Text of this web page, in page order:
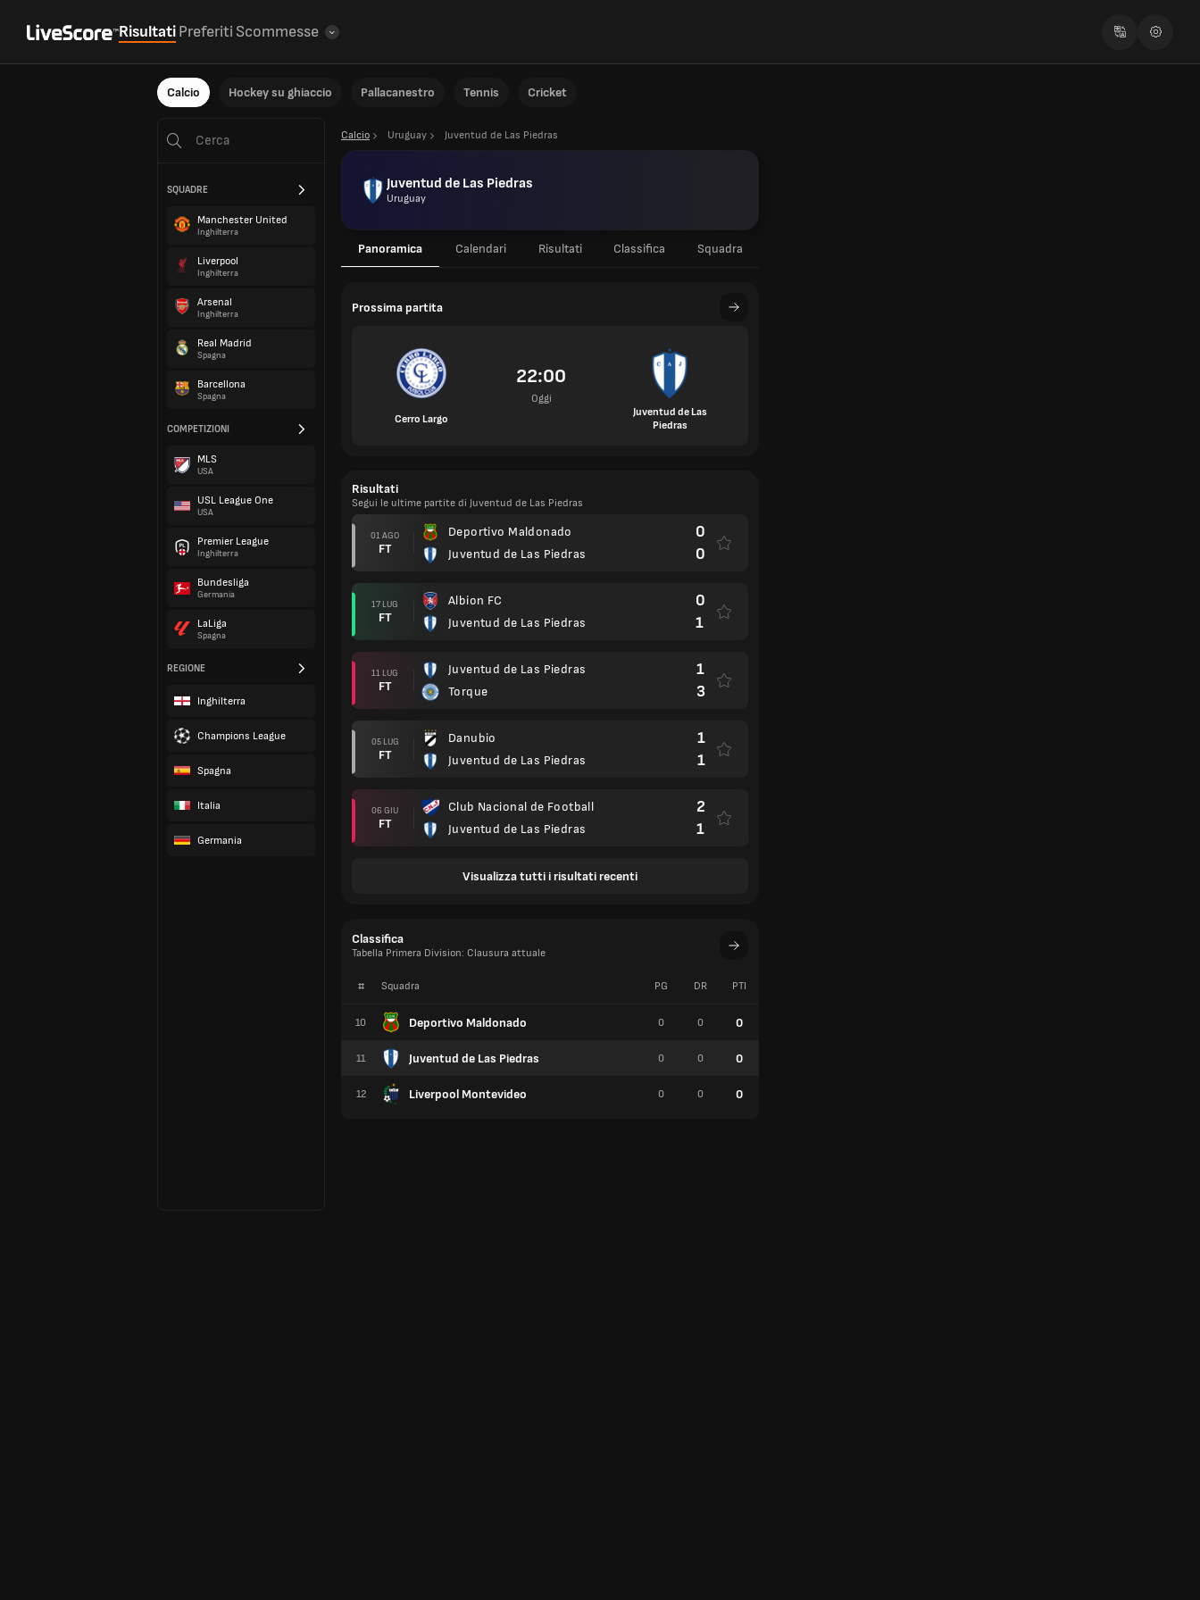
RisultatiPreferiti Scommesse
Calcio Hockey su ghiaccio Pallacanestro Tennis Cricket
SQUADRE
Manchester United
Inghilterra
Liverpool
Inghilterra
Arsenal
Inghilterra
Real Madrid
Spagna
Barcellona
Spagna
COMPETIZIONI
MLS
USA
USL League One
USA
Premier League
Inghilterra
Bundesliga
Germania
LaLiga
Spagna
REGIONE
Inghilterra
Champions League
Spagna
Italia
Germania
Calcio Uruguay Juventud de Las Piedras
Juventud de Las Piedras
Uruguay
Panoramica Calendari Risultati Classifica Squadra
Prossima partita
Cerro Largo
22:00
Oggi
Juventud de Las
Piedras
Risultati
Segui le ultime partite di Juventud de Las Piedras
01 AGO
FT
Deportivo Maldonado
Juventud de Las Piedras
0
0
17 LUG
FT
Albion FC
Juventud de Las Piedras
0
1
11 LUG
FT
Juventud de Las Piedras
Torque
1
3
05 LUG
FT
Danubio
Juventud de Las Piedras
1
1
06 GIU
FT
Club Nacional de Football
Juventud de Las Piedras
2
1
Visualizza tutti i risultati recenti
Classifica
Tabella Primera Division: Clausura attuale
# Squadra
10 Deportivo Maldonado
11 Juventud de Las Piedras
12 Liverpool Montevideo
PG DR PTI
0 0 0
0 0 0
0 0 0